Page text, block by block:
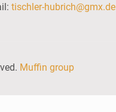
tischler-hubrich@gmx.de
Muffin group